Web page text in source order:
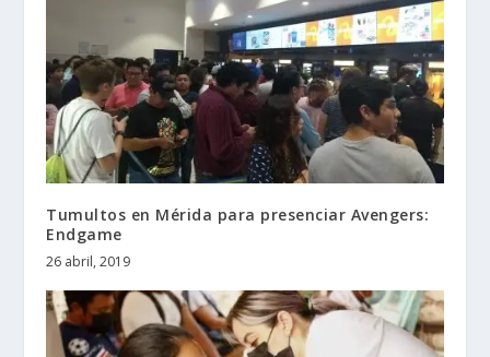
Tumultos en Mérida para presenciar Avengers:
Endgame
26 abril, 2019